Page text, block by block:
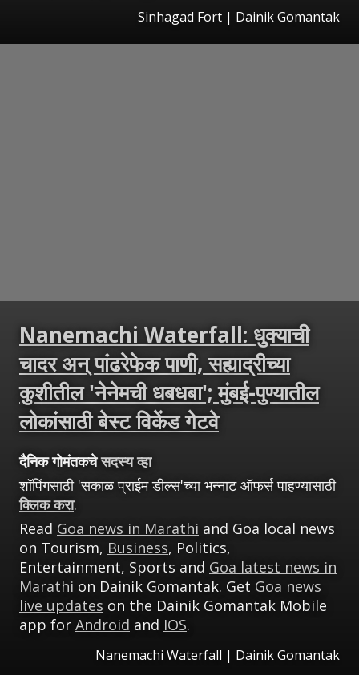
Sinhagad Fort | Dainik Gomantak
Nanemachi Waterfall: धुक्याची
चादर अन् पांढरेफेक पाणी, सह्याद्रीच्या
कुशीतील 'नेनेमची धबधबा'; मुंबई-पुण्यातील
लोकांसाठी बेस्ट विकेंड गेटवे
दैनिक गोमंतकचेसदस्य व्हा
शॉपिंगसाठी 'सकाळ प्राईम डील्स'च्या भन्नाट ऑफर्स पाहण्यासाठी
क्लिक करा.
Read Goa news in Marathi and Goa local news
on Tourism, Business, Politics,
Entertainment, Sports and Goa latest news in
Marathi on Dainik Gomantak. Get Goa news
live updates on the Dainik Gomantak Mobile
app for Android and IOS.
Nanemachi Waterfall | Dainik Gomantak